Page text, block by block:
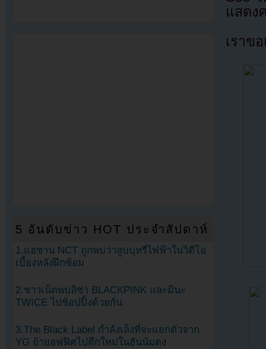
แสดง
เราข
5 อันดับข่าว HOT ประจำสัปดาห์
1.แฮชาน NCT ถูกพบว่าสูบบุหรี่ไฟฟ้าในวิดีโอ
เบื้องหลังฝึกซ้อม
2.ชาวเน็ตพบลิซ่า BLACKPINK และมินะ
TWICE ไปช้อปปิ้งด้วยกัน
3.The Black Label กำลังเล็งที่จะแยกตัวจาก
YG ย้ายอฟฟิศไปตึกใหม่ในฮันนัมดง